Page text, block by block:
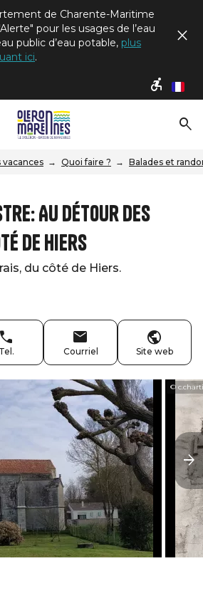
de Charente-Maritime
pour les usages de l’eau
public d’eau potable, plus
ici.
fr
Quoi faire ? Balades et
Au détour des
de Hiers
du côté de Hiers.
Tel. Courriel Site web
©